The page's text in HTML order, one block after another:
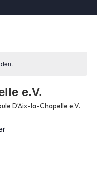
e.V.
D’Aix-la-Chapelle e.V.